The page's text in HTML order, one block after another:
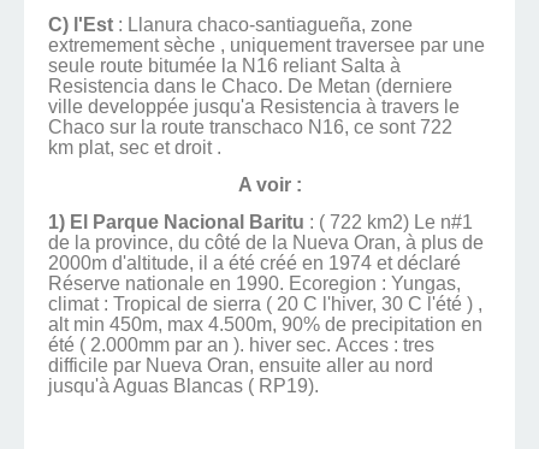
C) l'Est : Llanura chaco-santiagueña, zone
extremement sèche , uniquement traversee par une
seule route bitumée la N16 reliant Salta à
Resistencia dans le Chaco. De Metan (derniere
ville developpée jusqu'a Resistencia à travers le
Chaco sur la route transchaco N16, ce sont 722
km plat, sec et droit .
A voir :
1) El Parque Nacional Baritu : ( 722 km2) Le n#1
de la province, du côté de la Nueva Oran, à plus de
2000m d'altitude, il a été créé en 1974 et déclaré
Réserve nationale en 1990. Ecoregion : Yungas,
climat : Tropical de sierra ( 20 C l'hiver, 30 C l'été ) ,
alt min 450m, max 4.500m, 90% de precipitation en
été ( 2.000mm par an ). hiver sec. Acces : tres
difficile par Nueva Oran, ensuite aller au nord
jusqu'à Aguas Blancas ( RP19).